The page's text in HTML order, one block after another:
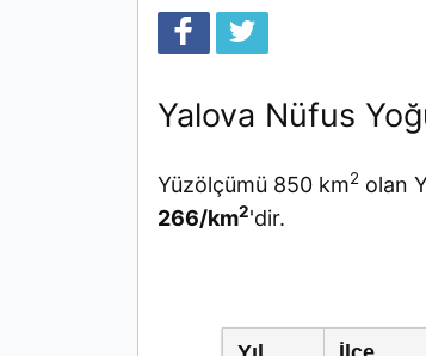
Yalova Nüfus
Yüzölçümü 850 km2 olan
266/km2'dir.